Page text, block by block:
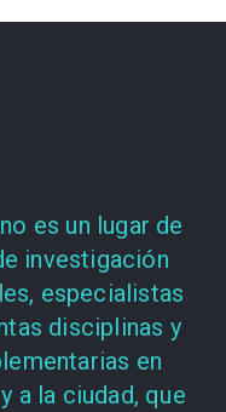
es un lugar de
investigación
especialistas
disciplinas y
en
a la ciudad, que